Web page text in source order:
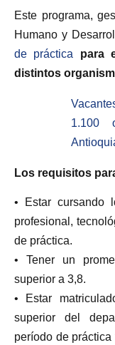
Este programa,
Humano y
de práctica para
distintos
1.100
Los requisitos
• Estar cursando
profesional,
de práctica.
• Tener un
superior a 3,8.
• Estar
superior del
período de